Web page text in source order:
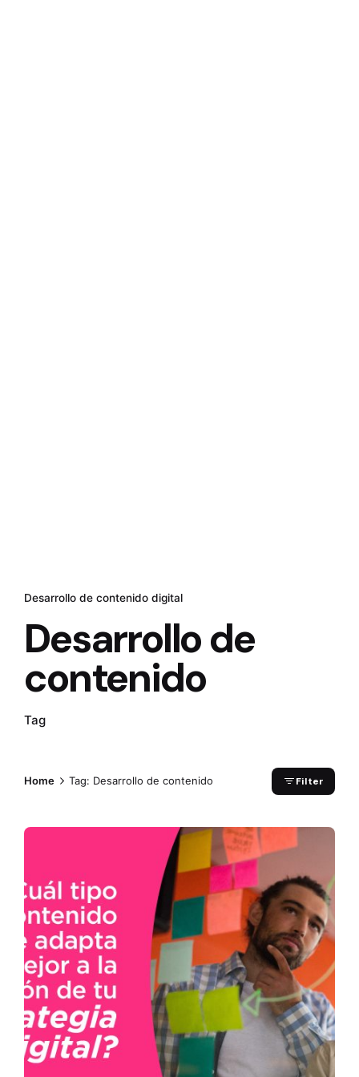
Desarrollo de contenido digital
Desarrollo de
contenido
Tag
Home Tag: Desarrollo de contenido Filter